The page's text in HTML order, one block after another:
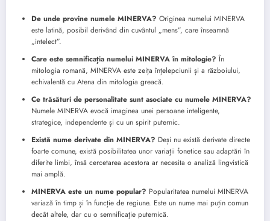
De unde provine numele MINERVA? Originea numelui MINERVA
este latină, posibil derivând din cuvântul „mens”, care înseamnă
„intelect”.
Care este semnificația numelui MINERVA în mitologie? În
mitologia romană, MINERVA este zeița înțelepciunii și a războiului,
echivalentă cu Atena din mitologia greacă.
Ce trăsături de personalitate sunt asociate cu numele MINERVA?
Numele MINERVA evocă imaginea unei persoane inteligente,
strategice, independente și cu un spirit puternic.
Există nume derivate din MINERVA? Deși nu există derivate directe
foarte comune, există posibilitatea unor variații fonetice sau adaptări în
diferite limbi, însă cercetarea acestora ar necesita o analiză lingvistică
mai amplă.
MINERVA este un nume popular? Popularitatea numelui MINERVA
variază în timp și în funcție de regiune. Este un nume mai puțin comun
decât altele, dar cu o semnificație puternică.